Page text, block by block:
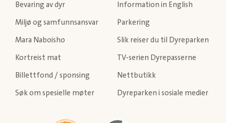
Bevaring av dyr
Miljø og samfunnsansvar
Mara Naboisho
Kortreist mat
Billettfond / sponsing
Søk om spesielle møter
Information in English
Parkering
Slik reiser du til Dyreparken
TV-serien Dyrepasserne
Nettbutikk
Dyreparken i sosiale medier